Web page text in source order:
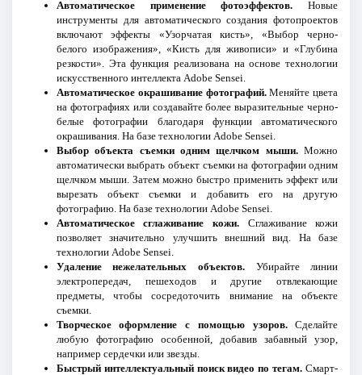
Автоматическое применение фотоэффектов. Новые
инструменты для автоматического создания фотопроектов
включают эффекты «Узорчатая кисть», «Выбор черно-
белого изображения», «Кисть для живописи» и «Глубина
резкости». Эта функция реализована на основе технологии
искусственного интеллекта Adobe Sensei.
Автоматическое окрашивание фотографий.Меняйте цвета
на фотографиях или создавайте более выразительные черно-
белые фотографии благодаря функции автоматического
окрашивания. На базе технологии Adobe Sensei.
Выбор объекта съемки одним щелчком мыши.Можно
автоматически выбрать объект съемки на фотографии одним
щелчком мыши. Затем можно быстро применить эффект или
вырезать объект съемки и добавить его на другую
фотографию. На базе технологии Adobe Sensei.
Автоматическое сглаживание кожи. Сглаживание кожи
позволяет значительно улучшить внешний вид. На базе
технологии Adobe Sensei.
Удаление нежелательных объектов. Убирайте линии
электропередач, пешеходов и другие отвлекающие
предметы, чтобы сосредоточить внимание на объекте
съемки.
Творческое оформление с помощью узоров.Сделайте
любую фотографию особенной, добавив забавный узор,
например сердечки или звезды.
Быстрый интеллектуальный поиск видео по тегам. Смарт-